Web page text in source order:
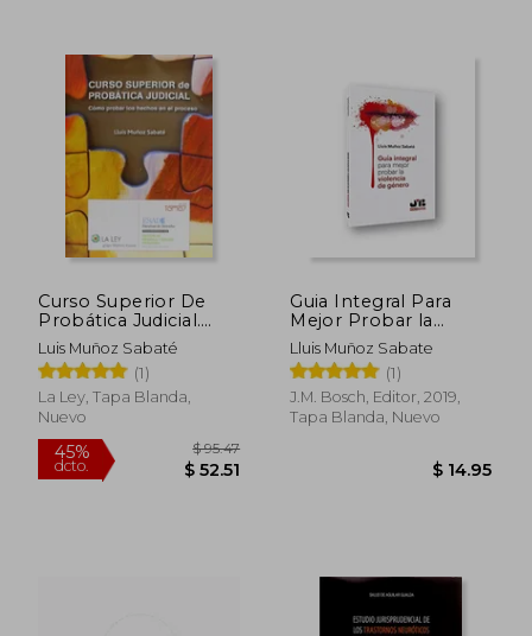
$ 37.50 dcto.
Curso Superior De
Probática Judicial.
Cómo Probar Los
Hechos En El
Proceso (Temas La
Ley)
Luis Muñoz Sabaté
(1)
La Ley, Tapa Blanda,
Nuevo
Guia Integral Para
Mejor Probar la
Violencia de Genero
Lluis Muñoz Sabate
(1)
J.M. Bosch, Editor, 2019,
Tapa Blanda, Nuevo